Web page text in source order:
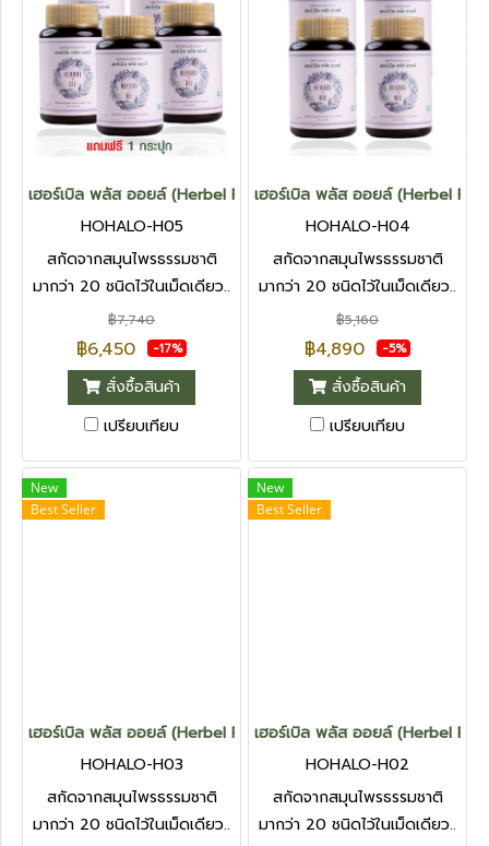
เฮอร์เบิล พลัส ออยล์ (Herbel Plus Oil) 5 กระปุก แถมฟรี 1 กระปุก
HOHALO-H05
สกัดจากสมุนไพรธรรมชาติ
มากว่า 20 ชนิดไว้ในเม็ดเดียว..
฿7,740
฿6,450 -17%
สั่งซื้อสินค้า
เปรียบเทียบ
เฮอร์เบิล พลัส ออยล์ (Herbel
HOHALO-H04
สกัดจากสมุนไพรธรรมชาติ
มากว่า 20 ชนิดไว้ในเม็ดเดียว..
฿5,160
฿4,890 -5%
สั่งซื้อสินค้า
เปรียบเทียบ
New
Best Seller
เฮอร์เบิล พลัส ออยล์ (Herbel Plus Oil) 3 กระปุก
HOHALO-H03
สกัดจากสมุนไพรธรรมชาติ
มากว่า 20 ชนิดไว้ในเม็ดเดียว..
New
Best Seller
เฮอร์เบิล พลัส ออยล์ (Herbel
HOHALO-H02
สกัดจากสมุนไพรธรรมชาติ
มากว่า 20 ชนิดไว้ในเม็ดเดียว..